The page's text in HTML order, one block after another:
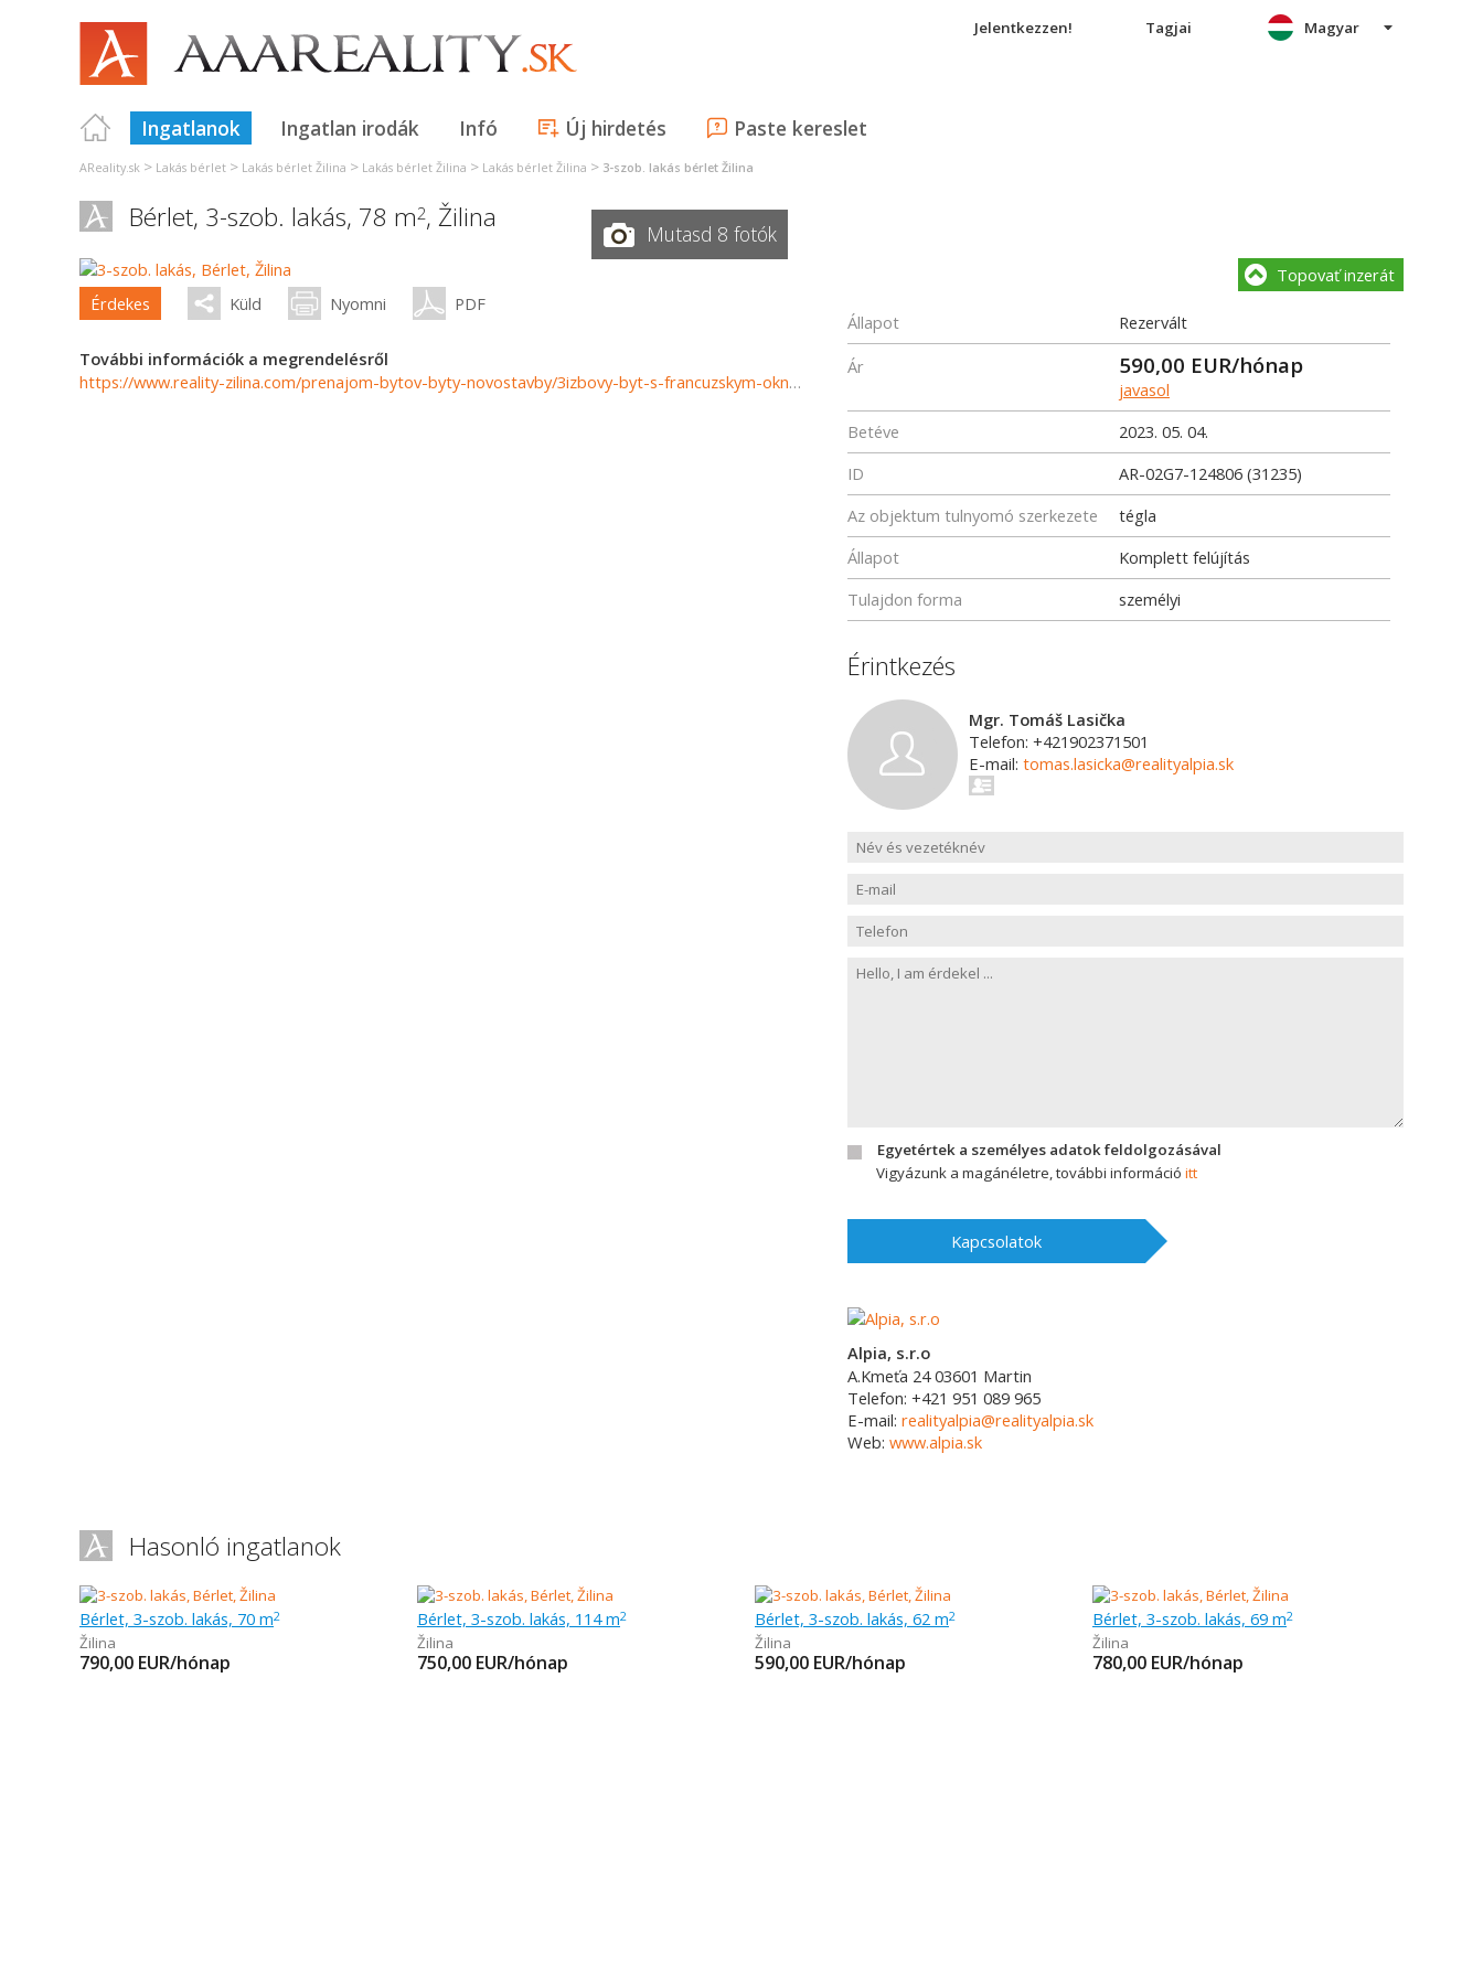
Jelentkezzen! Tagjai
Ingatlanok Ingatlan irodák Infó Új hirdetés Paste kereslet
Magyar
AReality.sk > Lakás bérlet > Lakás bérlet Žilina > Lakás bérlet Žilina > Lakás bérlet Žilina > 3-szob. lakás bérlet Žilina
Bérlet, 3-szob. lakás, 78 m2, Žilina Mutasd 8 fotók
Érdekes Küld Nyomni PDF
További információk a megrendelésről
https://www.reality-zilina.com/prenajom-bytov-byty-novostavby/3izbovy-byt-s-francuzskym-oknom-78-m2-Zilina--Bulvar-31235/?utm_source=areality&utm_medium=xml&utm_term=31235&utm_content=byt&utm_campaign=portaly
Topovať inzerát
Állapot
Rezervált
Ár
590,00 EUR/hónap
javasol
Betéve
2023. 05. 04.
ID
AR-02G7-124806 (31235)
Az objektum tulnyomó szerkezete
tégla
Állapot
Komplett felújítás
Tulajdon forma
személyi
Érintkezés
Mgr. Tomáš Lasička
Telefon: +421902371501
E-mail: tomas.lasicka@realityalpia.sk
Egyetértek a személyes adatok feldolgozásával
Vigyázunk a magánéletre, további információ itt
Kapcsolatok
Alpia, s.r.o
A.Kmeťa 24 03601 Martin
Telefon: +421 951 089 965
E-mail: realityalpia@realityalpia.sk
Web: www.alpia.sk
Hasonló ingatlanok
Bérlet, 3-szob. lakás, 70 m2
Žilina
790,00 EUR/hónap
Bérlet, 3-szob. lakás, 114 m2
Žilina
750,00 EUR/hónap
Bérlet, 3-szob. lakás, 62 m2
Žilina
590,00 EUR/hónap
Bérlet, 3-szob. lakás, 69 m2
Žilina
780,00 EUR/hónap